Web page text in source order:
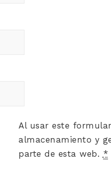
Al usar este
almacenamiento y
parte de esta web. *